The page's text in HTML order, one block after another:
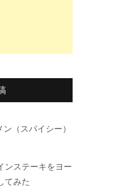
（スパイシー）
ンステーキをヨー
てみた